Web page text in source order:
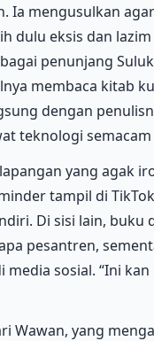
Ia mengusulkan
dulu eksis dan
penunjang
membaca kitab
dengan
teknologi semacam
yang agak
tampil di
Di sisi lain, buku
pesantren,
sosial. “Ini
Wawan, yang